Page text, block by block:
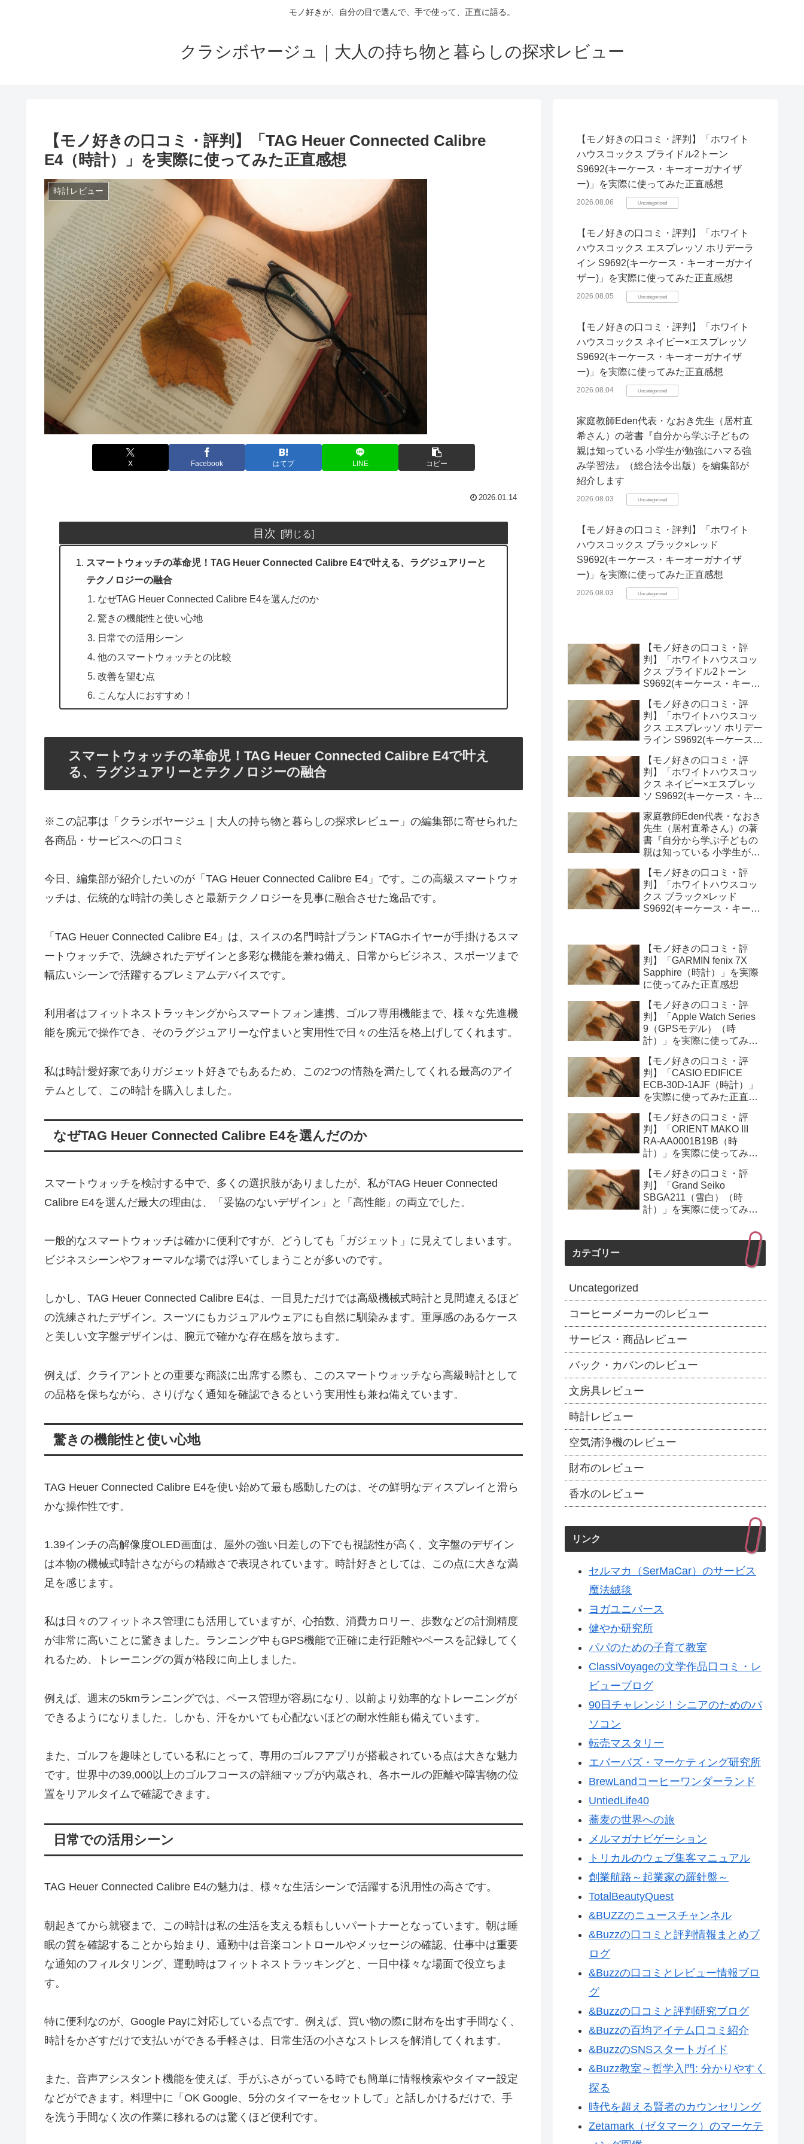
モノ好きが、自分の目で選んで、手で使って、正直に語る。
クラシボヤージュ｜大人の持ち物と暮らしの探求レビュー
【モノ好きの口コミ・評判】「TAG Heuer Connected Calibre
E4（時計）」を実際に使ってみた正直感想
時計レビュー
X Facebook はてブ LINE コピー
2026.01.14
目次
スマートウォッチの革命児！TAG Heuer Connected Calibre E4で叶える、ラグジュアリーと
テクノロジーの融合
なぜTAG Heuer Connected Calibre E4を選んだのか
驚きの機能性と使い心地
日常での活用シーン
他のスマートウォッチとの比較
改善を望む点
こんな人におすすめ！
スマートウォッチの革命児！TAG Heuer Connected Calibre E4で叶え
る、ラグジュアリーとテクノロジーの融合
※この記事は「クラシボヤージュ｜大人の持ち物と暮らしの探求レビュー」の編集部に寄せられた
各商品・サービスへの口コミ
今日、編集部が紹介したいのが「TAG Heuer Connected Calibre E4」です。この高級スマートウォ
ッチは、伝統的な時計の美しさと最新テクノロジーを見事に融合させた逸品です。
「TAG Heuer Connected Calibre E4」は、スイスの名門時計ブランドTAGホイヤーが手掛けるスマ
ートウォッチで、洗練されたデザインと多彩な機能を兼ね備え、日常からビジネス、スポーツまで
幅広いシーンで活躍するプレミアムデバイスです。
利用者はフィットネストラッキングからスマートフォン連携、ゴルフ専用機能まで、様々な先進機
能を腕元で操作でき、そのラグジュアリーな佇まいと実用性で日々の生活を格上げしてくれます。
私は時計愛好家でありガジェット好きでもあるため、この2つの情熱を満たしてくれる最高のアイ
テムとして、この時計を購入しました。
なぜTAG Heuer Connected Calibre E4を選んだのか
スマートウォッチを検討する中で、多くの選択肢がありましたが、私がTAG Heuer Connected
Calibre E4を選んだ最大の理由は、「妥協のないデザイン」と「高性能」の両立でした。
一般的なスマートウォッチは確かに便利ですが、どうしても「ガジェット」に見えてしまいます。
ビジネスシーンやフォーマルな場では浮いてしまうことが多いのです。
しかし、TAG Heuer Connected Calibre E4は、一目見ただけでは高級機械式時計と見間違えるほど
の洗練されたデザイン。スーツにもカジュアルウェアにも自然に馴染みます。重厚感のあるケース
と美しい文字盤デザインは、腕元で確かな存在感を放ちます。
例えば、クライアントとの重要な商談に出席する際も、このスマートウォッチなら高級時計として
の品格を保ちながら、さりげなく通知を確認できるという実用性も兼ね備えています。
驚きの機能性と使い心地
TAG Heuer Connected Calibre E4を使い始めて最も感動したのは、その鮮明なディスプレイと滑ら
かな操作性です。
1.39インチの高解像度OLED画面は、屋外の強い日差しの下でも視認性が高く、文字盤のデザイン
は本物の機械式時計さながらの精緻さで表現されています。時計好きとしては、この点に大きな満
足を感じます。
私は日々のフィットネス管理にも活用していますが、心拍数、消費カロリー、歩数などの計測精度
が非常に高いことに驚きました。ランニング中もGPS機能で正確に走行距離やペースを記録してく
れるため、トレーニングの質が格段に向上しました。
例えば、週末の5kmランニングでは、ペース管理が容易になり、以前より効率的なトレーニングが
できるようになりました。しかも、汗をかいても心配ないほどの耐水性能も備えています。
また、ゴルフを趣味としている私にとって、専用のゴルフアプリが搭載されている点は大きな魅力
です。世界中の39,000以上のゴルフコースの詳細マップが内蔵され、各ホールの距離や障害物の位
置をリアルタイムで確認できます。
日常での活用シーン
TAG Heuer Connected Calibre E4の魅力は、様々な生活シーンで活躍する汎用性の高さです。
朝起きてから就寝まで、この時計は私の生活を支える頼もしいパートナーとなっています。朝は睡
眠の質を確認することから始まり、通勤中は音楽コントロールやメッセージの確認、仕事中は重要
な通知のフィルタリング、運動時はフィットネストラッキングと、一日中様々な場面で役立ちま
す。
特に便利なのが、Google Payに対応している点です。例えば、買い物の際に財布を出す手間なく、
時計をかざすだけで支払いができる手軽さは、日常生活の小さなストレスを解消してくれます。
また、音声アシスタント機能を使えば、手がふさがっている時でも簡単に情報検索やタイマー設定
などができます。料理中に「OK Google、5分のタイマーをセットして」と話しかけるだけで、手
を洗う手間なく次の作業に移れるのは驚くほど便利です。
【モノ好きの口コミ・評判】「ホワイト
ハウスコックス ブライドル2トーン
S9692(キーケース・キーオーガナイザ
ー)」を実際に使ってみた正直感想
2026.08.06 Uncategorized
【モノ好きの口コミ・評判】「ホワイト
ハウスコックス エスプレッソ ホリデーラ
イン S9692(キーケース・キーオーガナイ
ザー)」を実際に使ってみた正直感想
2026.08.05 Uncategorized
【モノ好きの口コミ・評判】「ホワイト
ハウスコックス ネイビー×エスプレッソ
S9692(キーケース・キーオーガナイザ
ー)」を実際に使ってみた正直感想
2026.08.04 Uncategorized
家庭教師Eden代表・なおき先生（居村直
希さん）の著書『自分から学ぶ子どもの
親は知っている 小学生が勉強にハマる強
み学習法』（総合法令出版）を編集部が
紹介します
2026.08.03 Uncategorized
【モノ好きの口コミ・評判】「ホワイト
ハウスコックス ブラック×レッド
S9692(キーケース・キーオーガナイザ
ー)」を実際に使ってみた正直感想
2026.08.03 Uncategorized
【モノ好きの口コミ・評
判】「ホワイトハウスコッ
クス ブライドル2トーン
S9692(キーケース・キーオ
ってみた正直感想
【モノ好きの口コミ・評
判】「ホワイトハウスコッ
クス エスプレッソ ホリデー
ライン S9692(キーケース・
際に使ってみた正直感想
【モノ好きの口コミ・評
判】「ホワイトハウスコッ
クス ネイビー×エスプレッ
ソ S9692(キーケース・キー
使ってみた正直感想
家庭教師Eden代表・なおき
先生（居村直希さん）の著
書『自分から学ぶ子どもの
親は知っている 小学生が勉
（総合法令出版）を編集部
が紹介します
【モノ好きの口コミ・評
判】「ホワイトハウスコッ
クス ブラック×レッド
S9692(キーケース・キーオ
【モノ好きの口コミ・評
判】「GARMIN fenix 7X
Sapphire（時計）」を実際
に使ってみた正直感想
【モノ好きの口コミ・評
判】「Apple Watch Series
9（GPSモデル）（時
計）」を実際に使ってみた
【モノ好きの口コミ・評
判】「CASIO EDIFICE
ECB-30D-1AJF（時計）」
を実際に使ってみた正直感
【モノ好きの口コミ・評
判】「ORIENT MAKO III
RA-AA0001B19B（時
計）」を実際に使ってみた
【モノ好きの口コミ・評
判】「Grand Seiko
SBGA211（雪白）（時
計）」を実際に使ってみた
カテゴリー
Uncategorized
コーヒーメーカーのレビュー
サービス・商品レビュー
バック・カバンのレビュー
文房具レビュー
時計レビュー
空気清浄機のレビュー
財布のレビュー
香水のレビュー
リンク
セルマカ（SerMaCar）のサービス
魔法絨毯
ヨガユニバース
健やか研究所
パパのための子育て教室
ClassiVoyageの文学作品口コミ・レ
ビューブログ
90日チャレンジ！シニアのためのパ
ソコン
転売マスタリー
エバーバズ・マーケティング研究所
BrewLandコーヒーワンダーランド
UntiedLife40
蕎麦の世界への旅
メルマガナビゲーション
トリカルのウェブ集客マニュアル
創業航路～起業家の羅針盤～
TotalBeautyQuest
&BUZZのニュースチャンネル
&Buzzの口コミと評判情報まとめブ
ログ
&Buzzの口コミとレビュー情報ブロ
グ
&Buzzの口コミと評判研究ブログ
&Buzzの百均アイテム口コミ紹介
&BuzzのSNSスタートガイド
&Buzz教室～哲学入門: 分かりやすく
探る
時代を超える賢者のカウンセリング
Zetamark（ゼタマーク）のマーケテ